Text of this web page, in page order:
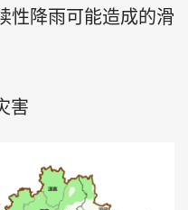
性降雨可能造成的滑
害